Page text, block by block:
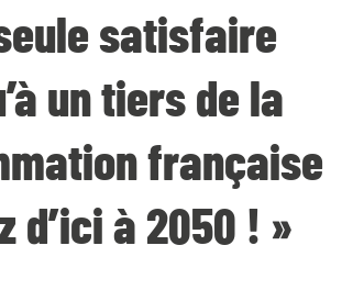
satisfaire
un tiers de la
française
d’ici à 2050 ! »